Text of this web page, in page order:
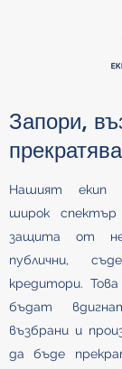
Запори,
​Нашият екип
широк
защита от
публични,
кредитори.
бъдат
възбрани и
да бъде